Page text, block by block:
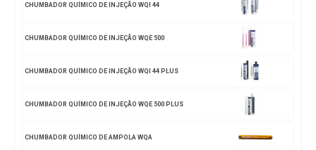
CHUMBADOR QUÍMICO DE INJEÇÃO WQI 44
CHUMBADOR QUÍMICO DE INJEÇÃO WQE 500
CHUMBADOR QUÍMICO DE INJEÇÃO WQI 44 PLUS
CHUMBADOR QUÍMICO DE INJEÇÃO WQE 500 PLUS
CHUMBADOR QUÍMICO DE AMPOLA WQA